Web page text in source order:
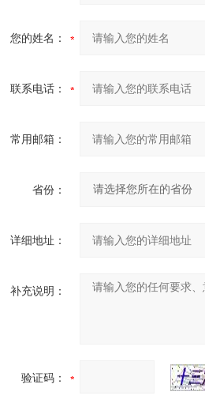
您的姓名：
联系电话：
常用邮箱：
省份：
详细地址：
补充说明：
验证码：